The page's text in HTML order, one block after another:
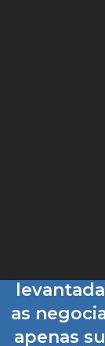
de
das
E
as
apenas